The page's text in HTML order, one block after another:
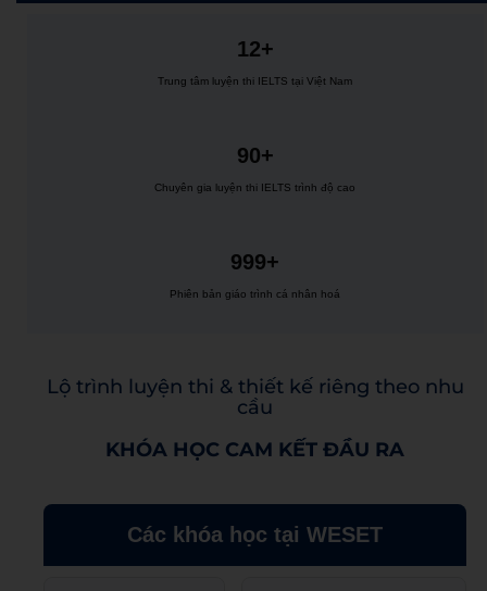
12+
Trung tâm luyện thi IELTS tại Việt Nam
90+
Chuyên gia luyện thi IELTS trình độ cao
999+
Phiên bản giáo trình cá nhân hoá
Lộ trình luyện thi & thiết kế riêng theo nhu
cầu
KHÓA HỌC CAM KẾT ĐẦU RA
Các khóa học tại WESET